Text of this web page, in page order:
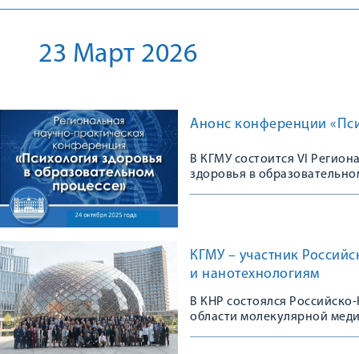
23 Март 2026
Анонс конференции
В КГМУ состоится VI
здоровья в
КГМУ – участник
и нанотехнологиям
В КНР состоялся
области молекулярной